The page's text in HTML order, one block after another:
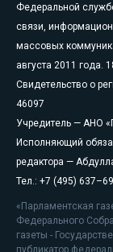
Федеральной
связи,
массовых
августа 2011 года.
Свидетельство о
46097
Учредитель — АНО
Исполняющий
редактора —
Тел.: +7 (495)
«Парламентская
Федерального
газеты -
публикатор